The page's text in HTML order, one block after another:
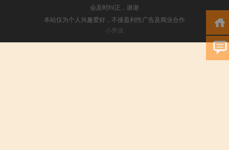
会及时纠正，谢谢
本站仅为个人兴趣爱好，不接盈利性广告及商业合作
小男孩